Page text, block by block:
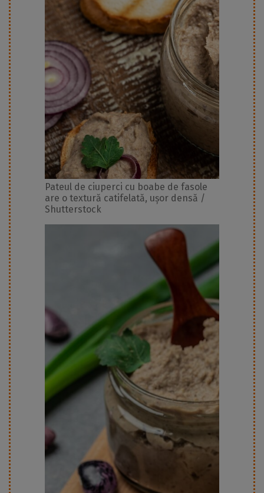
Pateul de ciuperci cu boabe de fasole
are o textură catifelată, ușor densă /
Shutterstock